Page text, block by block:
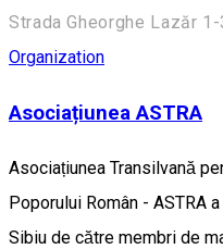
Strada Gheorghe Lazăr
Organization
Asociațiunea ASTRA
Asociațiunea Transilvană
Poporului Român - ASTRA
Sibiu de către membri de